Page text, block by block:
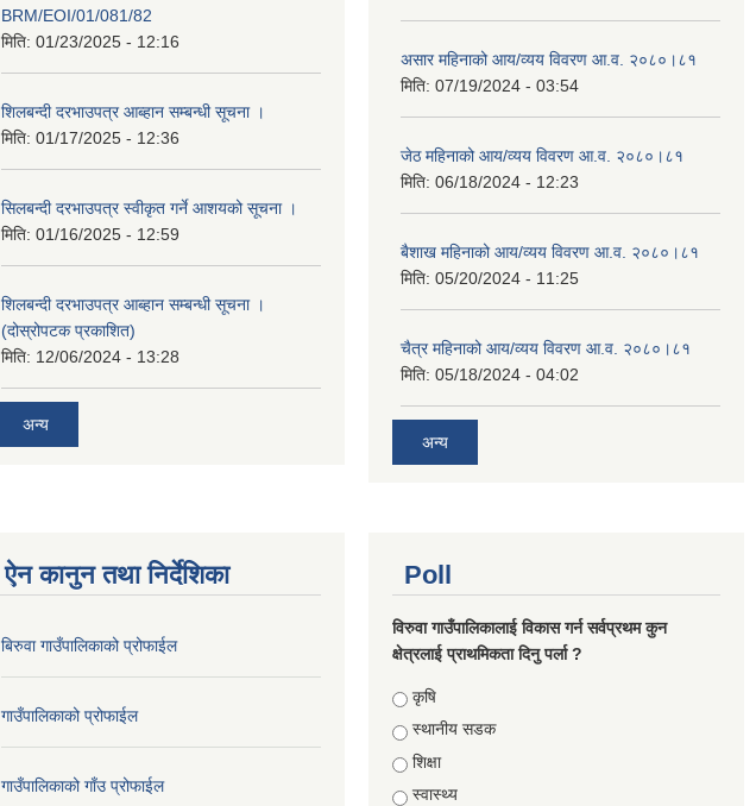
BRM/EOI/01/081/82
मिति: 01/23/2025 - 12:16
शिलबन्दी दरभाउपत्र आब्हान सम्बन्धी सूचना ।
मिति: 01/17/2025 - 12:36
सिलबन्दी दरभाउपत्र स्वीकृत गर्ने आशयको सूचना ।
मिति: 01/16/2025 - 12:59
शिलबन्दी दरभाउपत्र आब्हान सम्बन्धी सूचना ।
(दोस्रोपटक प्रकाशित)
मिति: 12/06/2024 - 13:28
अन्य
असार महिनाको आय/व्यय विवरण आ.व. २०८०।८१
मिति: 07/19/2024 - 03:54
जेठ महिनाको आय/व्यय विवरण आ.व. २०८०।८१
मिति: 06/18/2024 - 12:23
बैशाख महिनाको आय/व्यय विवरण आ.व. २०८०।८१
मिति: 05/20/2024 - 11:25
चैत्र महिनाको आय/व्यय विवरण आ.व. २०८०।८१
मिति: 05/18/2024 - 04:02
अन्य
ऐन कानुन तथा निर्देशिका
बिरुवा गाउँपालिकाको प्रोफाईल
गाउँपालिकाको प्रोफाईल
गाउँपालिकाको गाँउ प्रोफाईल
Poll
विरुवा गाउँपालिकालाई विकास गर्न सर्वप्रथम कुन
क्षेत्रलाई प्राथमिकता दिनु पर्ला ?
Choices
कृषि
स्थानीय सडक
शिक्षा
स्वास्थ्य